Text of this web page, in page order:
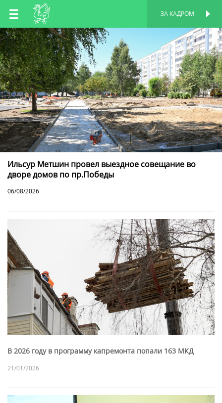
RU
EN
TT
ЗА КАДРОМ
Ильсур Метшин провел выездное совещание во
дворе домов по пр.Победы
06/08/2026
В 2026 году в программу капремонта попали 163 МКД
21/01/2026
ПЕРСОНАЛЬНАЯ
СТРАНИЦА